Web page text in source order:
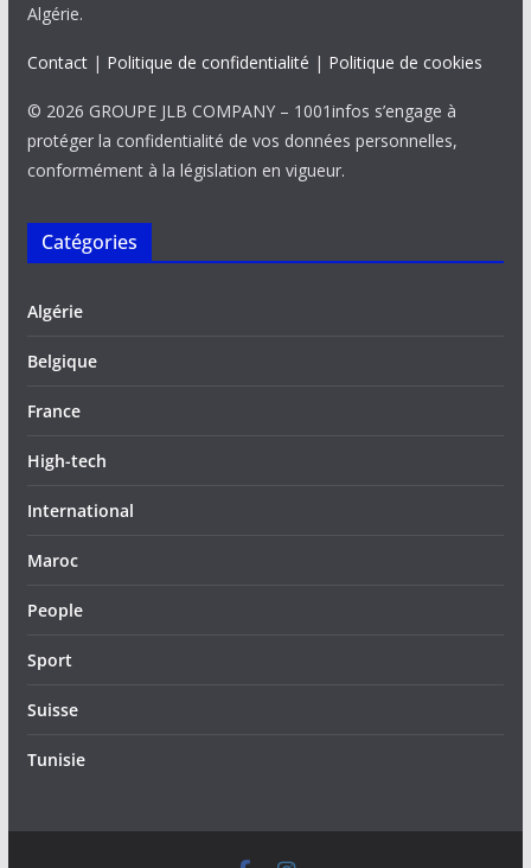
Algérie.
Contact| Politique de confidentialité | Politique de cookies
© 2026 GROUPE JLB COMPANY – 1001infos s’engage à
protéger la confidentialité de vos données personnelles,
conformément à la législation en vigueur.
Catégories
Algérie
Belgique
France
High-tech
International
Maroc
People
Sport
Suisse
Tunisie